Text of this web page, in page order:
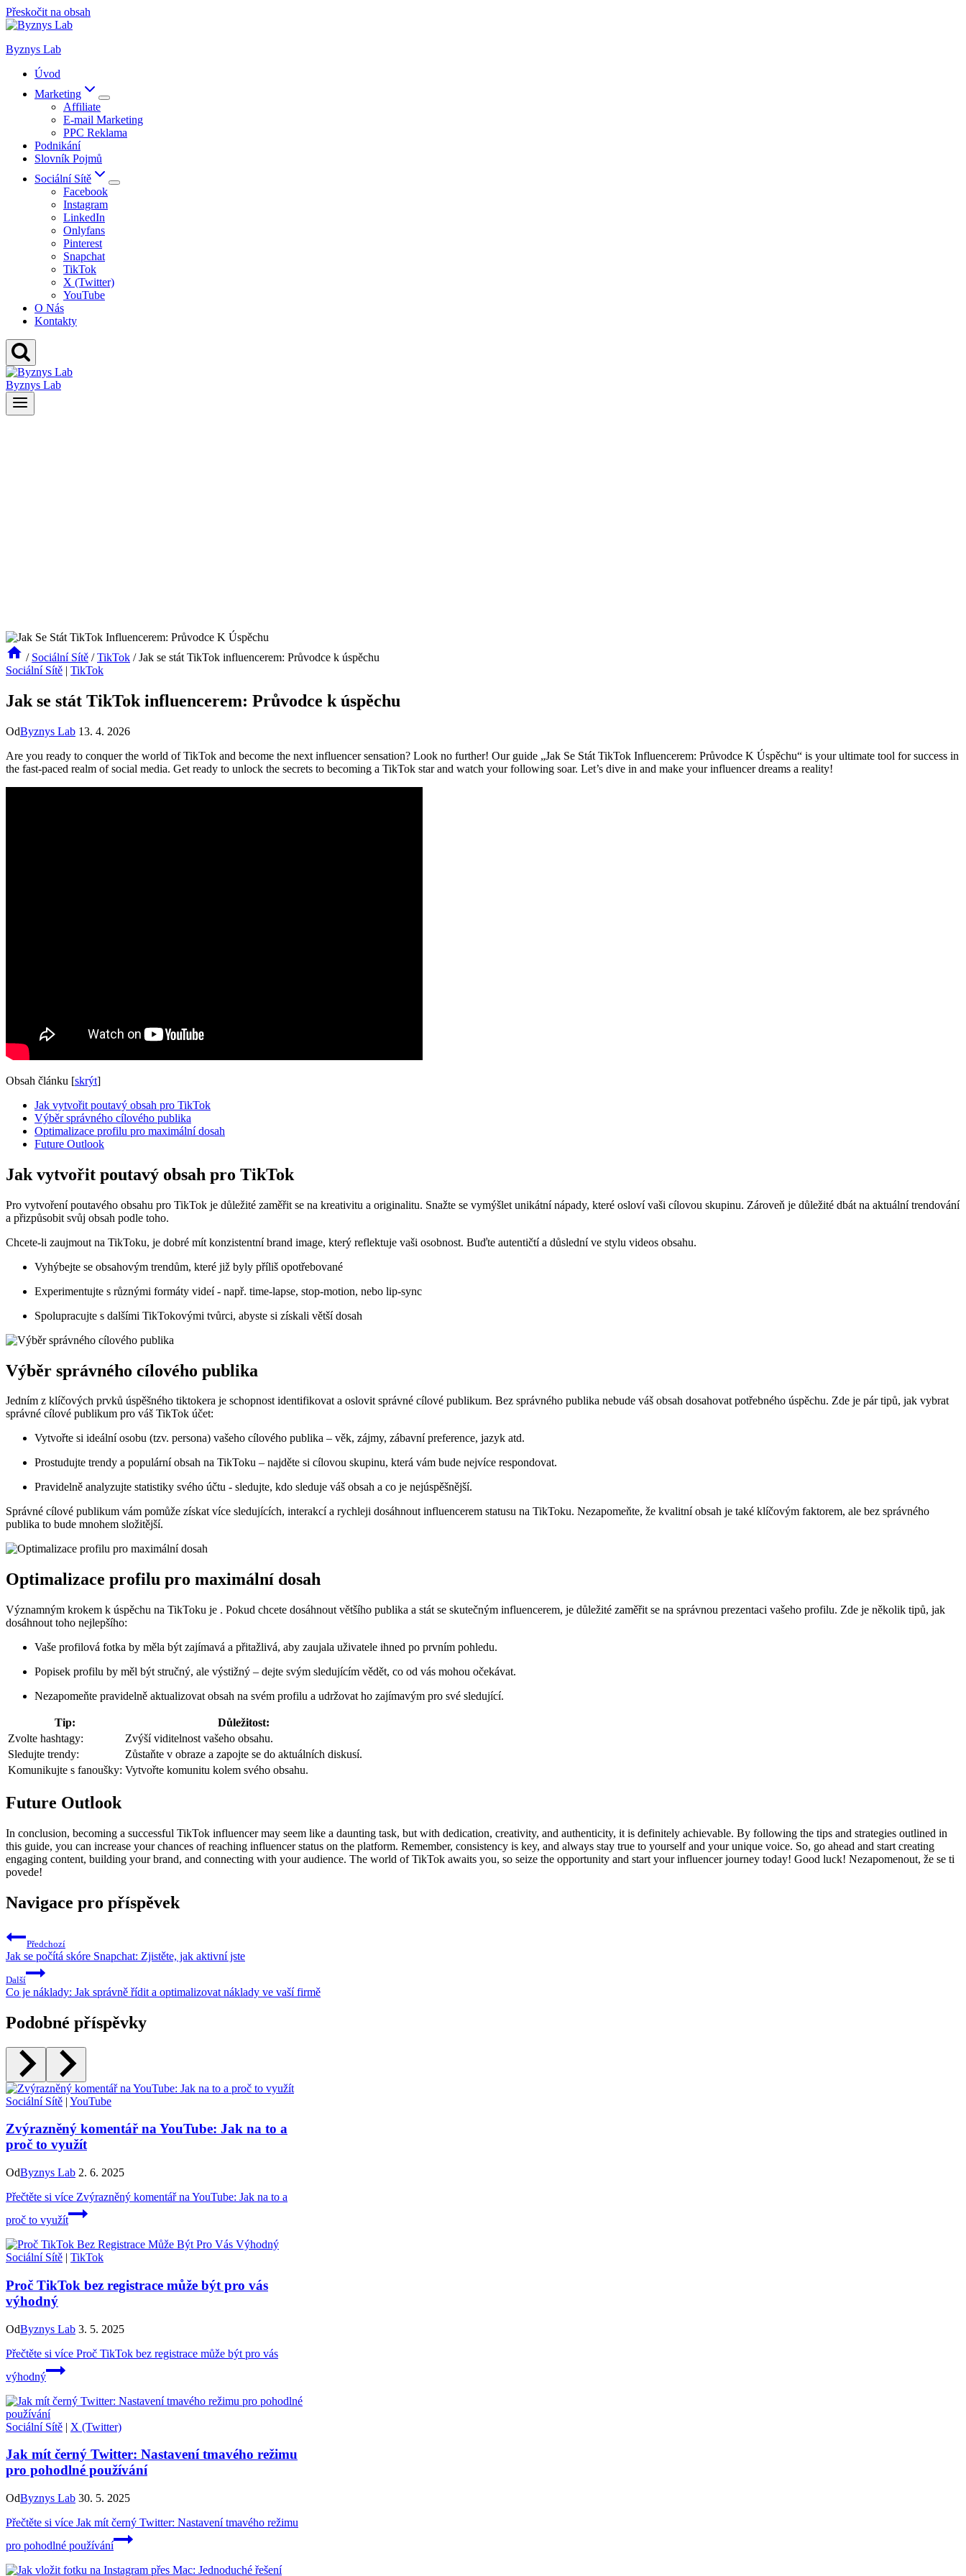
Přeskočit na obsah
Byznys Lab
Úvod
Marketing
Affiliate
E-mail Marketing
PPC Reklama
Podnikání
Slovník Pojmů
Sociální Sítě
Facebook
Instagram
LinkedIn
Onlyfans
Pinterest
Snapchat
TikTok
X (Twitter)
YouTube
O Nás
Kontakty
Byznys Lab
/ Sociální Sítě / TikTok / Jak se stát TikTok influencerem: Průvodce k úspěchu
Sociální Sítě | TikTok
Jak se stát TikTok influencerem: Průvodce k úspěchu
OdByznys Lab 13. 4. 2026
Are you ​ready to conquer the world of TikTok and become the next influencer sensation? Look no further! Our guide „Jak Se Stát ⁢TikTok Influencerem: Průvodce K‌ Úspěchu“ is your ultimate tool for‌ success in
the fast-paced realm of social media. Get ready to unlock the secrets to becoming a TikTok star and watch your following soar. ⁢Let’s dive in and make your influencer dreams a reality!
Obsah článku [skrýt]
Jak vytvořit‍ poutavý obsah pro TikTok
Výběr ⁢správného cílového publika
Optimalizace profilu​ pro maximální dosah
Future Outlook
Jak vytvořit‍ poutavý obsah pro TikTok
Pro vytvoření poutavého obsahu pro TikTok je důležité zaměřit se na kreativitu a originalitu. Snažte se ‍vymýšlet unikátní nápady, které osloví vaši cílovou skupinu. Zároveň je důležité dbát na aktuální trendování
a přizpůsobit svůj obsah podle toho.
Chcete-li zaujmout na TikToku,‌ je dobré mít konzistentní⁢ brand image, který reflektuje ​vaši osobnost. Buďte‌ autentičtí a důslední ve stylu videos obsahu.
Vyhýbejte se obsahovým trendům, které již byly⁢ příliš opotřebované
Experimentujte ​s ‍různými formáty⁣ videí ​- např. ‍time-lapse, stop-motion, nebo lip-sync
Spolupracujte⁣ s dalšími TikTokovými tvůrci, abyste si ⁢získali větší⁢ dosah
Výběr ⁢správného cílového publika
Jedním z⁣ klíčových prvků úspěšného⁤ tiktokera je schopnost⁣ identifikovat‌ a oslovit správné cílové publikum. Bez správného publika nebude váš ‍obsah dosahovat potřebného úspěchu. ⁤Zde je ⁤pár tipů, jak vybrat
správné cílové publikum pro váš TikTok účet:
Vytvořte‌ si ideální osobu (tzv. persona) vašeho cílového ⁢publika – věk, zájmy, zábavní preference, jazyk atd.
Prostudujte trendy⁢ a populární obsah na TikToku – najděte si cílovou skupinu, která ⁤vám bude nejvíce respondovat.
Pravidelně analyzujte statistiky svého účtu ‍- sledujte, kdo sleduje váš obsah a co‌ je nejúspěšnější.
Správné ⁢cílové publikum vám pomůže získat více sledujících, interakcí ⁢a rychleji dosáhnout ⁣influencerem statusu na TikToku. Nezapomeňte, že kvalitní obsah je také‌ klíčovým faktorem, ale bez⁤ správného
publika to bude mnohem složitější.
Optimalizace profilu​ pro maximální dosah
Významným krokem k úspěchu na TikToku je . ⁣Pokud chcete dosáhnout většího publika a stát se ‍skutečným influencerem, ⁣je důležité zaměřit ⁢se na správnou prezentaci vašeho profilu. Zde je ⁣několik tipů, jak
dosáhnout ​toho​ nejlepšího:
Vaše profilová fotka by měla být zajímavá a ⁢přitažlivá, aby zaujala uživatele ihned po ⁢prvním pohledu.
Popisek profilu by měl být stručný, ⁢ale​ výstižný – dejte svým⁤ sledujícím vědět, co od vás mohou očekávat.
Nezapomeňte pravidelně aktualizovat obsah ⁢na svém profilu a udržovat ho ⁣zajímavým pro své sledující.
Tip:
Důležitost:
Zvolte hashtagy:
Zvýší viditelnost vašeho obsahu.
Sledujte trendy:
Zůstaňte v obraze a zapojte se do aktuálních diskusí.
Komunikujte s fanoušky: Vytvořte⁣ komunitu kolem svého obsahu.
Future Outlook
In conclusion, becoming a successful TikTok influencer‌ may seem like a daunting task, but with dedication, creativity, and authenticity, it ‌is definitely achievable. By following the tips and strategies outlined in
this guide, you can increase your chances‍ of reaching influencer status on the platform. Remember, consistency is key,⁢ and always⁤ stay true to ⁣yourself and your unique voice. So, go ahead ‌and start creating⁤
engaging ‍content,​ building your ⁤brand, and connecting ⁣with your ​audience.‌ The world of TikTok ⁣awaits you, so ​seize the opportunity and start your‍ influencer journey today! Good luck! Nezapomenout, že se ti
povede!
Navigace pro příspěvek
Předchozí
Jak se počítá skóre Snapchat: Zjistěte, jak aktivní jste
Další
Co je náklady: Jak správně řídit a optimalizovat náklady ve vaší firmě
Podobné příspěvky
Sociální Sítě | YouTube
Zvýrazněný komentář na YouTube: Jak na to a
proč to využít
OdByznys Lab 2. 6. 2025
Přečtěte si více Zvýrazněný komentář na YouTube: Jak na to a
proč to využít
Sociální Sítě | TikTok
Proč TikTok bez registrace může být pro vás
výhodný
OdByznys Lab 3. 5. 2025
Přečtěte si více Proč TikTok bez registrace může být pro vás
výhodný
Sociální Sítě | X (Twitter)
Jak mít černý Twitter: Nastavení tmavého režimu
pro pohodlné používání
OdByznys Lab 30. 5. 2025
Přečtěte si více Jak mít černý Twitter: Nastavení tmavého režimu
pro pohodlné používání